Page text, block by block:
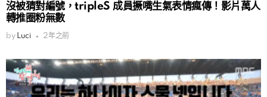
沒被猜對編號，tripleS 成員撅嘴生氣表情瘋傳！影片萬人
轉推圈粉無數
by Luci 2年之前